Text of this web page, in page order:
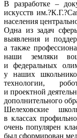
В разработке –
искусств
населения
Одна из задач
выявления и
а также
наши земляки
и федеральных
у наших
технологии,
и проектной
дополнительного
Шелеховские
в классах
очень популярен
был сформирован